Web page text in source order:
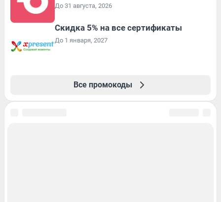
До 31 августа, 2026
Скидка 5% на все сертификаты
До 1 января, 2027
Все промокоды